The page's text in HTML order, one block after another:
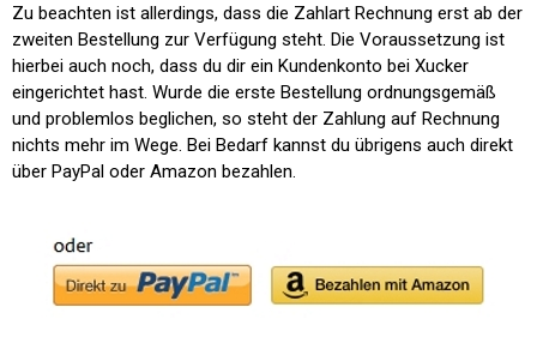
Zu beachten ist allerdings, dass die Zahlart Rechnung erst ab der
zweiten Bestellung zur Verfügung steht. Die Voraussetzung ist
hierbei auch noch, dass du dir ein Kundenkonto bei Xucker
eingerichtet hast. Wurde die erste Bestellung ordnungsgemäß
und problemlos beglichen, so steht der Zahlung auf Rechnung
nichts mehr im Wege. Bei Bedarf kannst du übrigens auch direkt
über PayPal oder Amazon bezahlen.